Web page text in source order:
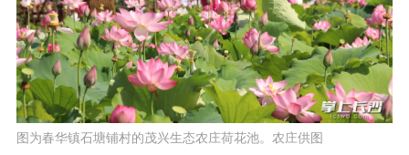
图为春华镇石塘铺村的茂兴生态农庄荷花池。农庄供图